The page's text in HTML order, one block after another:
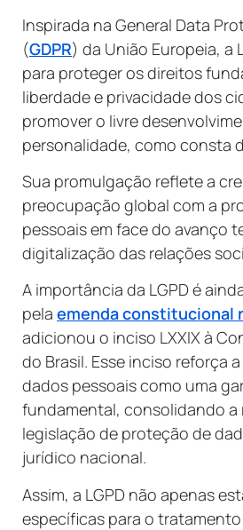
Inspirada na General Data
(GDPR) da União Europeia, a
para proteger os direitos
liberdade e privacidade dos
promover o livre
personalidade, como consta
Sua promulgação reflete a
preocupação global com a
pessoais em face do avanço
digitalização das relações
A importância da LGPD é
pela emenda constitucional
adicionou o inciso LXXIX à
do Brasil. Esse inciso reforça
dados pessoais como uma
fundamental, consolidando a
legislação de proteção de
jurídico nacional.
Assim, a LGPD não apenas
específicas para o